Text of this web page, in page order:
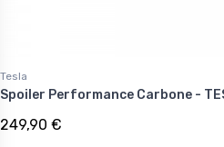
Tesla
Spoiler Performance Carbone -
249,90 €